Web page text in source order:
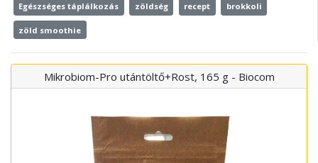
Egészséges táplálkozás zöldség recept brokkoli
zöld smoothie
Mikrobiom-Pro utántöltő+Rost, 165 g - Biocom